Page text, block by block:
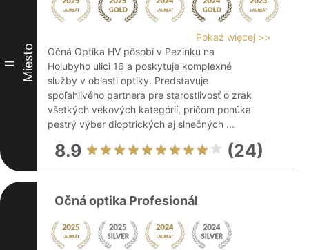
II Miesto
Pokaż więcej >>
Očná Optika HV pôsobí v Pezinku na
Holubyho ulici 16 a poskytuje komplexné
služby v oblasti optiky. Predstavuje
spoľahlivého partnera pre starostlivosť o zrak
všetkých vekových kategórií, pričom ponúka
pestrý výber dioptrických aj slnečných ...
8.9 (24)
Očná optika Profesionál